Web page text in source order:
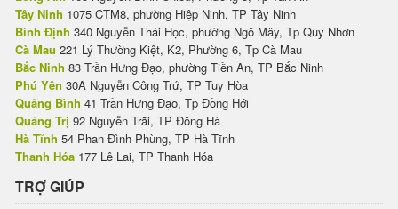
Tây Ninh 1075 CTM8, phường Hiệp Ninh, TP Tây Ninh
Bình Định 340 Nguyễn Thái Học, phường Ngô Mây, Tp Quy Nhơn
Cà Mau 221 Lý Thường Kiệt, K2, Phường 6, Tp Cà Mau
Bắc Ninh 83 Trần Hưng Đạo, phường Tiền An, TP Bắc Ninh
Phú Yên 30A Nguyễn Công Trứ, TP Tuy Hòa
Quảng Bình 41 Trần Hưng Đạo, Tp Đồng Hới
Quảng Trị 92 Nguyễn Trãi, TP Đông Hà
Hà Tĩnh 54 Phan Đình Phùng, TP Hà Tĩnh
Thanh Hóa 177 Lê Lai, TP Thanh Hóa
TRỢ GIÚP